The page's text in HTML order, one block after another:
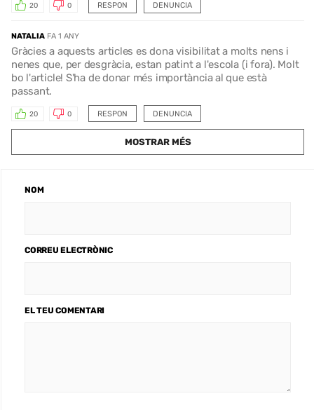
RESPON
20 0 DENUNCIA
NATALIA FA 1 ANY
Gràcies a aquests articles es dona visibilitat a molts nens i
nenes que, per desgràcia, estan patint a l'escola (i fora). Molt
bo l'article! S'ha de donar més importància al que està
passant.
RESPON
20 0 DENUNCIA
MOSTRAR MÉS
NOM
CORREU ELECTRÒNIC
EL TEU COMENTARI